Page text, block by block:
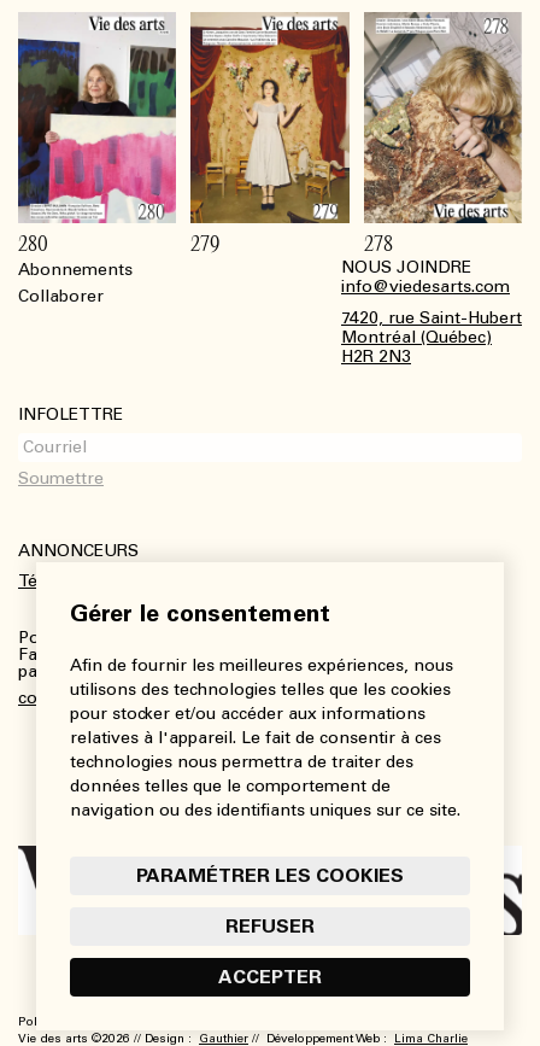
Gérer le consentement
Afin de fournir les meilleures expériences, nous
utilisons des technologies telles que les cookies
pour stocker et/ou accéder aux informations
relatives à l'appareil. Le fait de consentir à ces
technologies nous permettra de traiter des
données telles que le comportement de
navigation ou des identifiants uniques sur ce site.
PARAMÉTRER LES COOKIES
REFUSER
ACCEPTER
Abonnements
Collaborer
NOUS JOINDRE
info@viedesarts.com
7420, rue Saint-Hubert
Montréal (Québec)
H2R 2N3
INFOLETTRE
ANNONCEURS
Télécharger le kit média
Pour plus de renseignements :
Fanny Charbonneau, Responsable des communications,
partenariats et publicités
communications@viedesarts.com
280 279 278
Politique de confidentialité
Vie des arts ©2026 // Design : Gauthier // Développement Web : Lima Charlie